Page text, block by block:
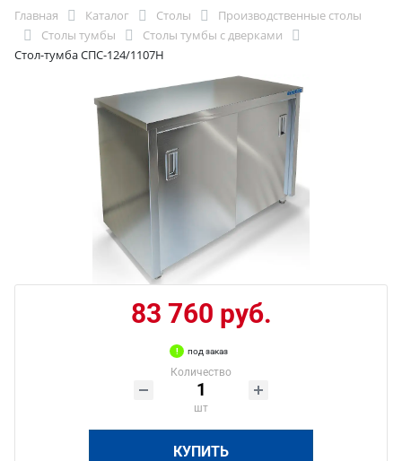
Главная Каталог Столы
Производственные столы
Столы тумбы
Столы тумбы с дверками
Стол-тумба СПС-124/1107Н
83 760 руб.
под заказ
Количество
шт
КУПИТЬ